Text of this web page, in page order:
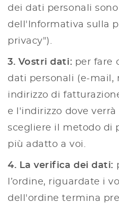
dei dati personali
dell'Informativa sulla
privacy").
3. Vostri dati: per fare
dati personali (e-mail,
indirizzo di
e l'indirizzo dove
scegliere il metodo di
più adatto a voi.
4. La verifica dei dati:
l’ordine, riguardate i
dell'ordine termina